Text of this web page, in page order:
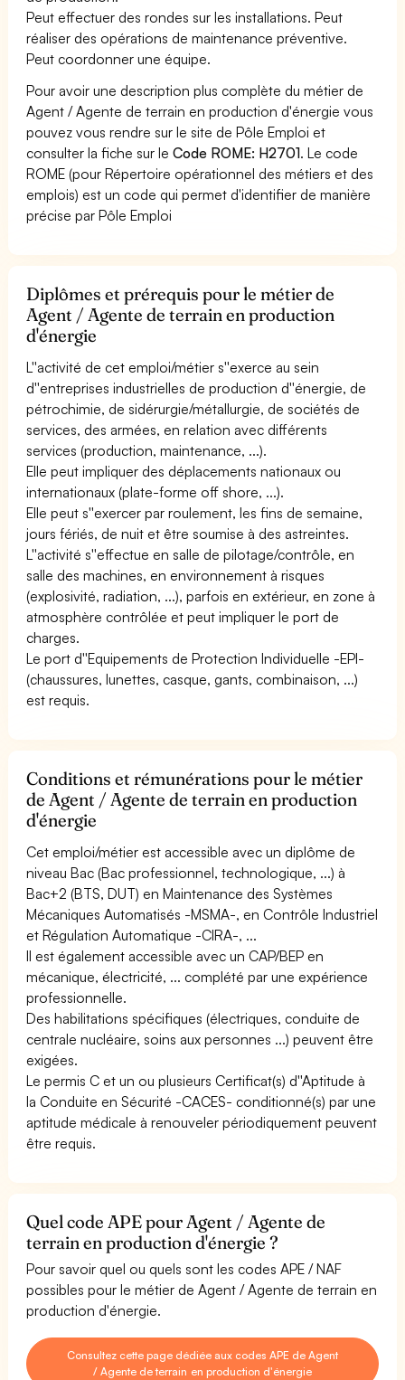
Peut effectuer des rondes sur les installations. Peut
réaliser des opérations de maintenance préventive.
Peut coordonner une équipe.
Pour avoir une description plus complète du métier de
Agent / Agente de terrain en production d'énergie vous
pouvez vous rendre sur le site de Pôle Emploi et
consulter la fiche sur leCode ROME: H2701. Le code
ROME (pour Répertoire opérationnel des métiers et des
emplois) est un code qui permet d'identifier de manière
précise par Pôle Emploi
Diplômes et prérequis pour le métier de
Agent / Agente de terrain en production
d'énergie
L''activité de cet emploi/métier s''exerce au sein
d''entreprises industrielles de production d''énergie, de
pétrochimie, de sidérurgie/métallurgie, de sociétés de
services, des armées, en relation avec différents
services (production, maintenance, ...).
Elle peut impliquer des déplacements nationaux ou
internationaux (plate-forme off shore, ...).
Elle peut s''exercer par roulement, les fins de semaine,
jours fériés, de nuit et être soumise à des astreintes.
L''activité s''effectue en salle de pilotage/contrôle, en
salle des machines, en environnement à risques
(explosivité, radiation, ...), parfois en extérieur, en zone à
atmosphère contrôlée et peut impliquer le port de
charges.
Le port d''Equipements de Protection Individuelle -EPI-
(chaussures, lunettes, casque, gants, combinaison, ...)
est requis.
Conditions et rémunérations pour le métier
de Agent / Agente de terrain en production
d'énergie
Cet emploi/métier est accessible avec un diplôme de
niveau Bac (Bac professionnel, technologique, ...) à
Bac+2 (BTS, DUT) en Maintenance des Systèmes
Mécaniques Automatisés -MSMA-, en Contrôle Industriel
et Régulation Automatique -CIRA-, ...
Il est également accessible avec un CAP/BEP en
mécanique, électricité, ... complété par une expérience
professionnelle.
Des habilitations spécifiques (électriques, conduite de
centrale nucléaire, soins aux personnes ...) peuvent être
exigées.
Le permis C et un ou plusieurs Certificat(s) d''Aptitude à
la Conduite en Sécurité -CACES- conditionné(s) par une
aptitude médicale à renouveler périodiquement peuvent
être requis.
Quel code APE pour Agent / Agente de
terrain en production d'énergie ?
Pour savoir quel ou quels sont les codes APE / NAF
possibles pour le métier de Agent / Agente de terrain en
production d'énergie.
Consultez cette page dédiée aux codes APE de Agent
/ Agente de terrain en production d'énergie